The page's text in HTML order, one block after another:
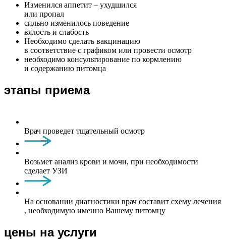
Изменился аппетит – ухудшился
или пропал
сильно изменилось поведение
вялость и слабость
Необходимо сделать вакцинацию
в соответствие с графиком или провести осмотр
необходимо консультирование по кормлению
и содержанию питомца
этапы приема
Врач проведет тщательный осмотр
Возьмет анализ крови и мочи, при необходимости
сделает УЗИ
На основании диагностики врач составит схему лечения
, необходимую именно Вашему питомцу
цены на услуги